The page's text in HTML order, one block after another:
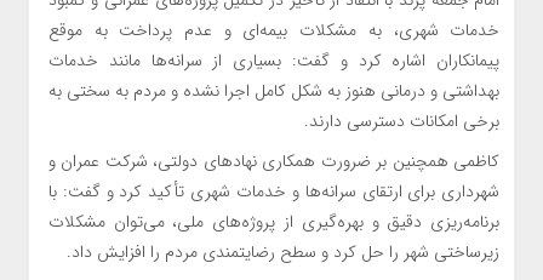
خدمات شهری، به مشکلات بیمه‌ای و عدم پرداخت به موقع
پیمانکاران اشاره کرد و گفت: بسیاری از سرانه‌ها مانند خدمات
بهداشتی و درمانی هنوز به شکل کامل اجرا نشده و مردم به سختی به
برخی امکانات دسترسی دارند.
کاظمی همچنین بر ضرورت همکاری نهادهای دولتی، شرکت عمران و
شهرداری برای ارتقای سرانه‌ها و خدمات شهری تأکید کرد و گفت: با
برنامه‌ریزی دقیق و بهره‌گیری از پروژه‌های ملی، می‌توان مشکلات
زیرساختی شهر را حل کرد و سطح رضایتمندی مردم را افزایش داد.